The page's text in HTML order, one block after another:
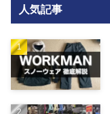
人気記事